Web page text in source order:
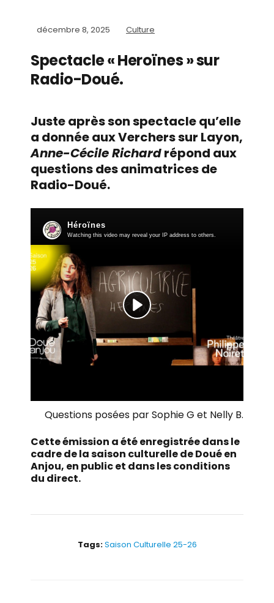
décembre 8, 2025 Culture
Spectacle « Heroïnes » sur
Radio-Doué.
Juste après son spectacle qu’elle
a donnée aux Verchers sur Layon,
Anne-Cécile Richardrépond aux
questions des animatrices de
Radio-Doué.
Questions posées par Sophie G et Nelly B.
Cette émission a été enregistrée dans le
cadre de la saison culturelle de Doué en
Anjou, en public et dans les conditions
du direct.
Tags:Saison Culturelle 25-26